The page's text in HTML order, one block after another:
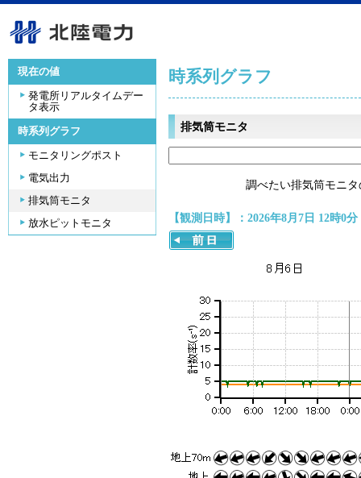
現在の値
発電所リアルタイムデー
タ表示
時系列グラフ
モニタリングポスト
電気出力
排気筒モニタ
放水ピットモニタ
時系列グラフ
排気筒モニタ
調べたい排気筒モニ
【観測日時】：2026年8月7日 12時0分